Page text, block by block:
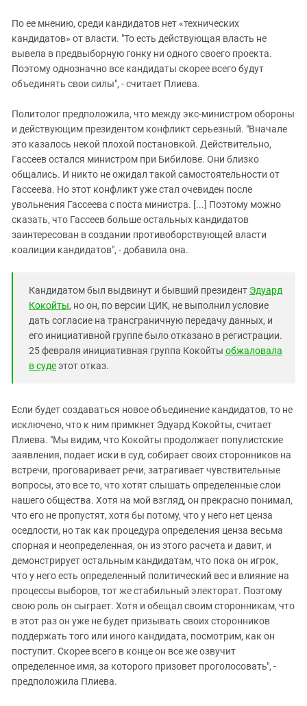
По ее мнению, среди кандидатов нет «технических
кандидатов» от власти. "То есть действующая власть не
вывела в предвыборную гонку ни одного своего проекта.
Поэтому однозначно все кандидаты скорее всего будут
объединять свои силы", - считает Плиева.
Политолог предположила, что между экс-министром обороны
и действующим президентом конфликт серьезный. "Вначале
это казалось некой плохой постановкой. Действительно,
Гассеев остался министром при Бибилове. Они близко
общались. И никто не ожидал такой самостоятельности от
Гассеева. Но этот конфликт уже стал очевиден после
увольнения Гассеева с поста министра. [...] Поэтому можно
сказать, что Гассеев больше остальных кандидатов
заинтересован в создании противоборствующей власти
коалиции кандидатов", - добавила она.
Кандидатом был выдвинут и бывший президент Эдуард
Кокойты, но он, по версии ЦИК, не выполнил условие
дать согласие на трансграничную передачу данных, и
его инициативной группе было отказано в регистрации.
25 февраля инициативная группа Кокойты обжаловала
в судеэтот отказ.
Если будет создаваться новое объединение кандидатов, то не
исключено, что к ним примкнет Эдуард Кокойты, считает
Плиева. "Мы видим, что Кокойты продолжает популистские
заявления, подает иски в суд, собирает своих сторонников на
встречи, проговаривает речи, затрагивает чувствительные
вопросы, это все то, что хотят слышать определенные слои
нашего общества. Хотя на мой взгляд, он прекрасно понимал,
что его не пропустят, хотя бы потому, что у него нет ценза
оседлости, но так как процедура определения ценза весьма
спорная и неопределенная, он из этого расчета и давит, и
демонстрирует остальным кандидатам, что пока он игрок,
что у него есть определенный политический вес и влияние на
процессы выборов, тот же стабильный электорат. Поэтому
свою роль он сыграет. Хотя и обещал своим сторонникам, что
в этот раз он уже не будет призывать своих сторонников
поддержать того или иного кандидата, посмотрим, как он
поступит. Скорее всего в конце он все же озвучит
определенное имя, за которого призовет проголосовать", -
предположила Плиева.